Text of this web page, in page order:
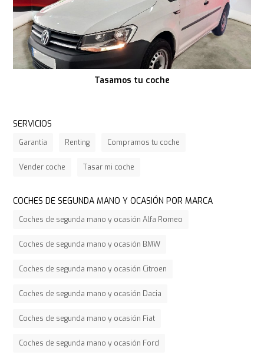
Tasamos tu coche
SERVICIOS
Garantía Renting Compramos tu coche
Vender coche Tasar mi coche
COCHES DE SEGUNDA MANO Y OCASIÓN POR MARCA
Coches de segunda mano y ocasión Alfa Romeo
Coches de segunda mano y ocasión BMW
Coches de segunda mano y ocasión Citroen
Coches de segunda mano y ocasión Dacia
Coches de segunda mano y ocasión Fiat
Coches de segunda mano y ocasión Ford